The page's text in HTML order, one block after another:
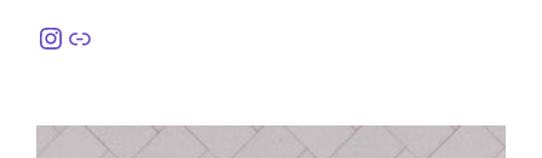
Instagram
링크